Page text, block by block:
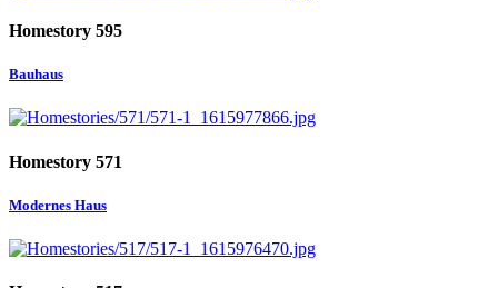
Homestory 595
Bauhaus
Homestory 571
Modernes Haus